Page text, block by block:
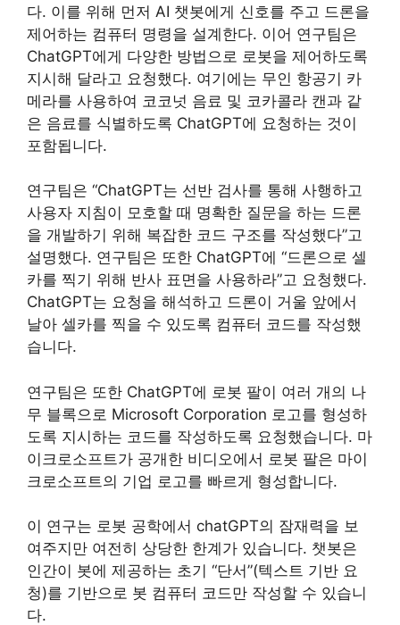
다. 이를 위해 먼저 AI 챗봇에게 신호를 주고 드론을
제어하는 ​​컴퓨터 명령을 설계한다. 이어 연구팀은
ChatGPT에게 다양한 방법으로 로봇을 제어하도록
지시해 달라고 요청했다. 여기에는 무인 항공기 카
메라를 사용하여 코코넛 음료 및 코카콜라 캔과 같
은 음료를 식별하도록 ChatGPT에 요청하는 것이
포함됩니다.
연구팀은 “ChatGPT는 선반 검사를 통해 사행하고
사용자 지침이 모호할 때 명확한 질문을 하는 드론
을 개발하기 위해 복잡한 코드 구조를 작성했다”고
설명했다. 연구팀은 또한 ChatGPT에 “드론으로 셀
카를 찍기 위해 반사 표면을 사용하라”고 요청했다.
ChatGPT는 요청을 해석하고 드론이 거울 앞에서
날아 셀카를 찍을 수 있도록 컴퓨터 코드를 작성했
습니다.
연구팀은 또한 ChatGPT에 로봇 팔이 여러 개의 나
무 블록으로 Microsoft Corporation 로고를 형성하
도록 지시하는 코드를 작성하도록 요청했습니다. 마
이크로소프트가 공개한 비디오에서 로봇 팔은 마이
크로소프트의 기업 로고를 빠르게 형성합니다.
이 연구는 로봇 공학에서 chatGPT의 잠재력을 보
여주지만 여전히 상당한 한계가 있습니다. 챗봇은
인간이 봇에 제공하는 초기 “단서”(텍스트 기반 요
청)를 기반으로 봇 컴퓨터 코드만 작성할 수 있습니
다.